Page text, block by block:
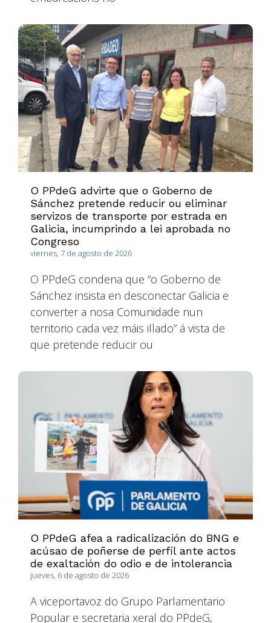
O PPdeG advirte que o Goberno de
Sánchez pretende reducir ou eliminar
servizos de transporte por estrada en
Galicia, incumprindo a lei aprobada no
Congreso
viernes, 7 de agosto de 2026
O PPdeG condena que “o Goberno de
Sánchez insista en desconectar Galicia e
converter a nosa Comunidade nun
territorio cada vez máis illado” á vista de
que pretende reducir ou
O PPdeG afea a radicalización do BNG e
acúsao de poñerse de perfil ante actos
de exaltación do odio e de intolerancia
jueves, 6 de agosto de 2026
A viceportavoz do Grupo Parlamentario
Popular e secretaria xeral do PPdeG,